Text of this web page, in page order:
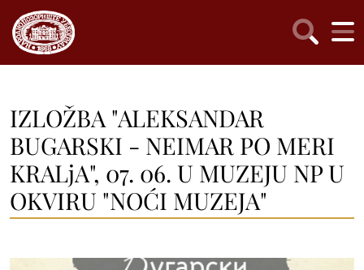
IZLOŽBA "ALEKSANDAR
BUGARSKI - NEIMAR PO MERI
KRALjA", 07. 06. U MUZEJU NP U
OKVIRU "NOĆI MUZEJA"